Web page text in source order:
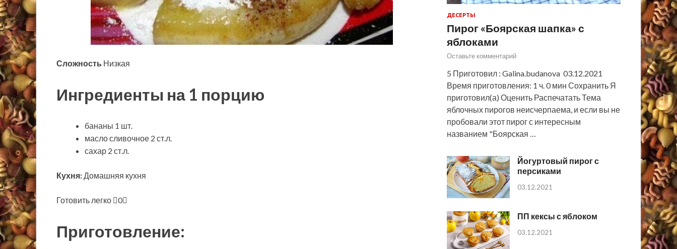
Сложность Низкая
Ингредиенты на 1 порцию
бананы 1 шт.
масло сливочное 2 ст.л.
сахар 2 ст.л.
Кухня: Домашняя кухня
Готовить легко 0
Приготовление:
ДЕСЕРТЫ
Пирог «Боярская шапка» с
яблоками
Оставьте комментарий
5 Приготовил : Galina.budanova 03.12.2021
Время приготовления: 1 ч. 0 мин Сохранить Я
приготовил(а) Оценить Распечатать Тема
яблочных пирогов неисчерпаема, и если вы не
пробовали этот пирог с интересным
названием "Боярская …
Йогуртовый пирог с
персиками
03.12.2021
ПП кексы с яблоком
03.12.2021